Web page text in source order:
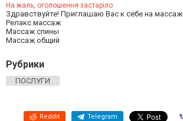
На жаль, оголошення застаріло
Здравствуйте! Приглашаю Вас к себе на массаж
Релакс массаж
Массаж спины
Массаж общий
Рубрики
ПОСЛУГИ
Reddit Telegram